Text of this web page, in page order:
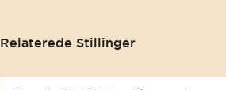
Relaterede Stillinger